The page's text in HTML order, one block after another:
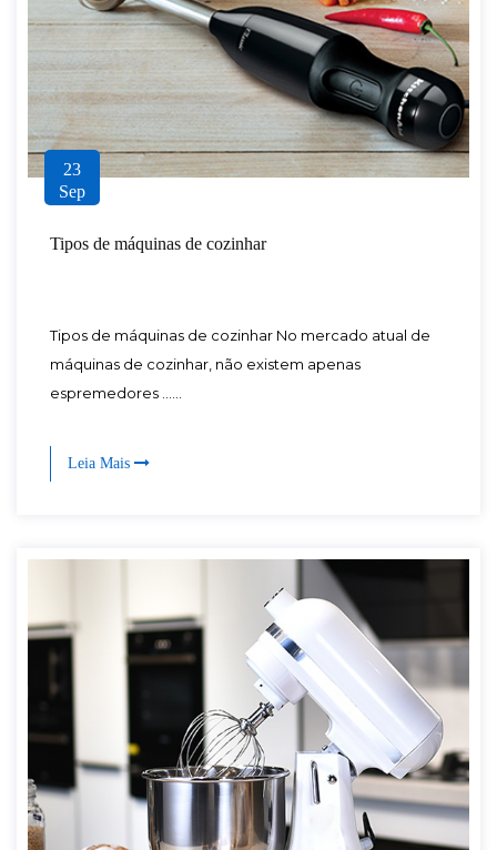
23
Sep
Tipos de máquinas de cozinhar
Tipos de máquinas de cozinhar No mercado atual de
máquinas de cozinhar, não existem apenas
espremedores ......
Leia Mais